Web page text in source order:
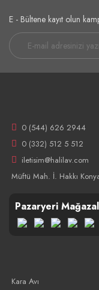
E - Bültene kayıt olun
0 (544) 626 2944
0 (332) 512 5 512
iletisim@halilav.com
Müftü Mah. İ. Hakkı
Pazaryeri
Kara Avı